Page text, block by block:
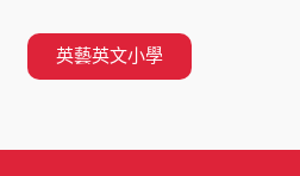
英藝英文小學